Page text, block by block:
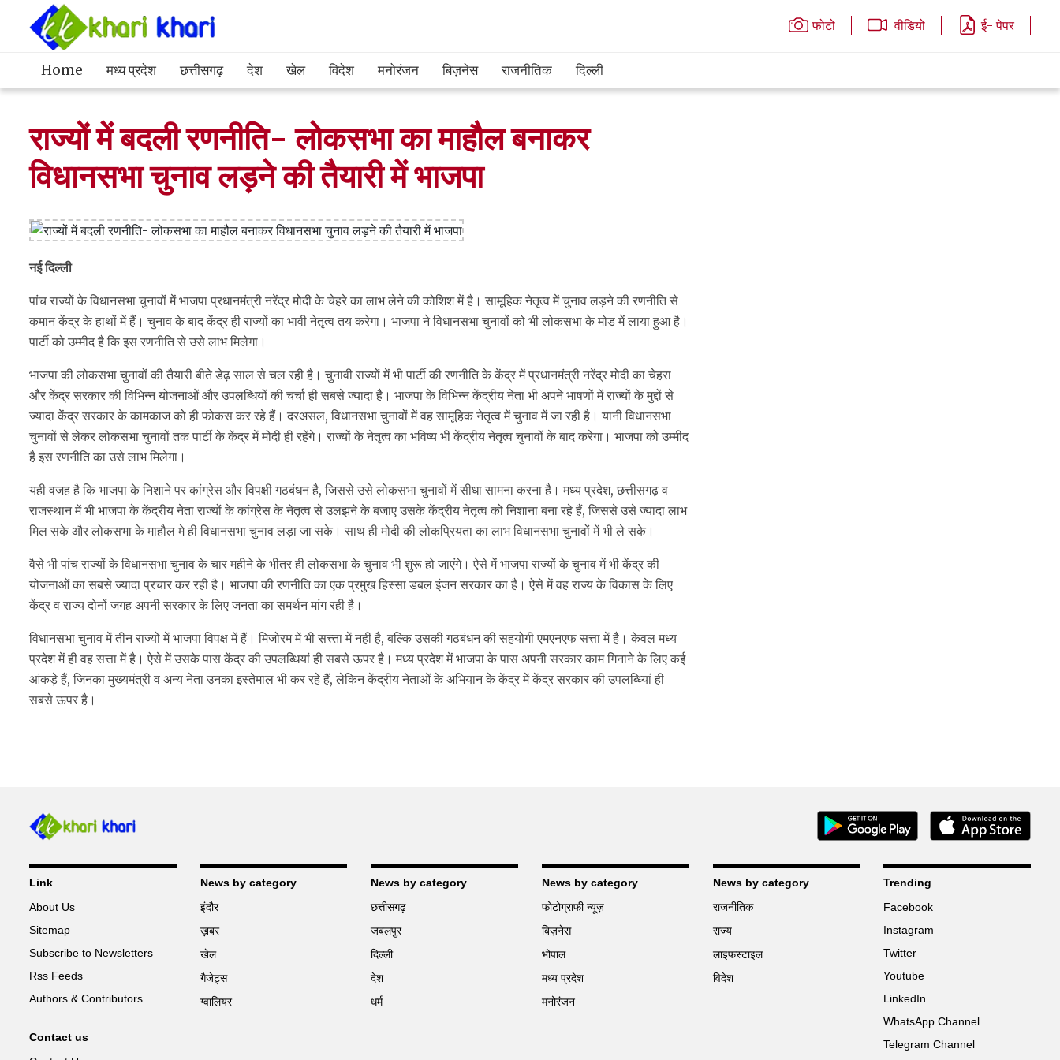
फोटो वीडियो ई- पेपर
Home मध्य प्रदेश छत्तीसगढ़ देश खेल विदेश मनोरंजन बिज़नेस राजनीतिक दिल्ली
राज्यों में बदली रणनीति- लोकसभा का माहौल बनाकर
विधानसभा चुनाव लड़ने की तैयारी में भाजपा
नई दिल्ली
पांच राज्यों के विधानसभा चुनावों में भाजपा प्रधानमंत्री नरेंद्र मोदी के चेहरे का लाभ लेने की कोशिश में है। सामूहिक नेतृत्व में चुनाव लड़ने की रणनीति से
कमान केंद्र के हाथों में हैं। चुनाव के बाद केंद्र ही राज्यों का भावी नेतृत्व तय करेगा। भाजपा ने विधानसभा चुनावों को भी लोकसभा के मोड में लाया हुआ है।
पार्टी को उम्मीद है कि इस रणनीति से उसे लाभ मिलेगा।
भाजपा की लोकसभा चुनावों की तैयारी बीते डेढ़ साल से चल रही है। चुनावी राज्यों में भी पार्टी की रणनीति के केंद्र में प्रधानमंत्री नरेंद्र मोदी का चेहरा
और केंद्र सरकार की विभिन्न योजनाओं और उपलब्धियों की चर्चा ही सबसे ज्यादा है। भाजपा के विभिन्न केंद्रीय नेता भी अपने भाषणों में राज्यों के मुद्दों से
ज्यादा केंद्र सरकार के कामकाज को ही फोकस कर रहे हैं। दरअसल, विधानसभा चुनावों में वह सामूहिक नेतृत्व में चुनाव में जा रही है। यानी विधानसभा
चुनावों से लेकर लोकसभा चुनावों तक पार्टी के केंद्र में मोदी ही रहेंगे। राज्यों के नेतृत्व का भविष्य भी केंद्रीय नेतृत्व चुनावों के बाद करेगा। भाजपा को उम्मीद
है इस रणनीति का उसे लाभ मिलेगा।
यही वजह है कि भाजपा के निशाने पर कांग्रेस और विपक्षी गठबंधन है, जिससे उसे लोकसभा चुनावों में सीधा सामना करना है। मध्य प्रदेश, छत्तीसगढ़ व
राजस्थान में भी भाजपा के केंद्रीय नेता राज्यों के कांग्रेस के नेतृत्व से उलझने के बजाए उसके केंद्रीय नेतृत्व को निशाना बना रहे हैं, जिससे उसे ज्यादा लाभ
मिल सके और लोकसभा के माहौल मे ही विधानसभा चुनाव लड़ा जा सके। साथ ही मोदी की लोकप्रियता का लाभ विधानसभा चुनावों में भी ले सके।
वैसे भी पांच राज्यों के विधानसभा चुनाव के चार महीने के भीतर ही लोकसभा के चुनाव भी शुरू हो जाएंगे। ऐसे में भाजपा राज्यों के चुनाव में भी केंद्र की
योजनाओं का सबसे ज्यादा प्रचार कर रही है। भाजपा की रणनीति का एक प्रमुख हिस्सा डबल इंजन सरकार का है। ऐसे में वह राज्य के विकास के लिए
केंद्र व राज्य दोनों जगह अपनी सरकार के लिए जनता का समर्थन मांग रही है।
विधानसभा चुनाव में तीन राज्यों में भाजपा विपक्ष में हैं। मिजोरम में भी सत्त्ता में नहीं है, बल्कि उसकी गठबंधन की सहयोगी एमएनएफ सत्ता में है। केवल मध्य
प्रदेश में ही वह सत्ता में है। ऐसे में उसके पास केंद्र की उपलब्धियां ही सबसे ऊपर है। मध्य प्रदेश में भाजपा के पास अपनी सरकार काम गिनाने के लिए कई
आंकड़े हैं, जिनका मुख्यमंत्री व अन्य नेता उनका इस्तेमाल भी कर रहे हैं, लेकिन केंद्रीय नेताओं के अभियान के केंद्र में केंद्र सरकार की उपलब्ध्यिां ही
सबसे ऊपर है।
Link
About Us
Sitemap
Subscribe to Newsletters
Rss Feeds
Authors & Contributors
Contact us
News by category
इंदौर
ख़बर
खेल
गैजेट्स
ग्वालियर
News by category
छत्तीसगढ़
जबलपुर
दिल्ली
देश
धर्म
News by category
फोटोग्राफी न्यूज़
बिज़नेस
भोपाल
मध्य प्रदेश
मनोरंजन
News by category
राजनीतिक
राज्य
लाइफस्टाइल
विदेश
Trending
Facebook
Instagram
Twitter
Youtube
LinkedIn
WhatsApp Channel
Telegram Channel